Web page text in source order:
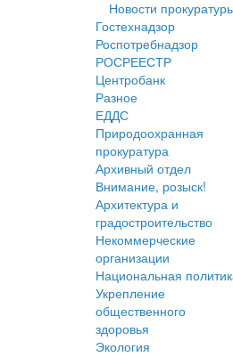
Новости
Гостехнадзор
Роспотребнадзор
РОСРЕЕСТР
Центробанк
Разное
ЕДДС
Природоохранная
прокуратура
Архивный отдел
Внимание, розыск!
Архитектура и
градостроительство
Некоммерческие
организации
Национальная
Укрепление
общественного
здоровья
Экология